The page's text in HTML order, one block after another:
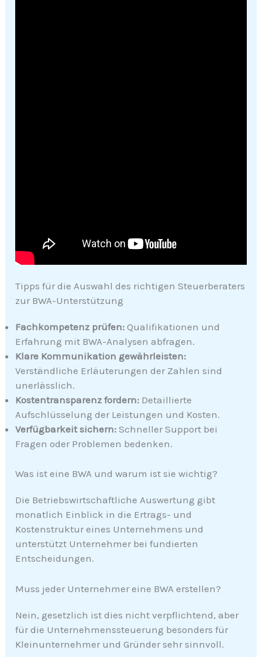
Tipps für die Auswahl des richtigen Steuerberaters
zur BWA-Unterstützung
Fachkompetenz prüfen: Qualifikationen und
Erfahrung mit BWA-Analysen abfragen.
Klare Kommunikation gewährleisten:
Verständliche Erläuterungen der Zahlen sind
unerlässlich.
Kostentransparenz fordern: Detaillierte
Aufschlüsselung der Leistungen und Kosten.
Verfügbarkeit sichern: Schneller Support bei
Fragen oder Problemen bedenken.
Was ist eine BWA und warum ist sie wichtig?
Die Betriebswirtschaftliche Auswertung gibt
monatlich Einblick in die Ertrags- und
Kostenstruktur eines Unternehmens und
unterstützt Unternehmer bei fundierten
Entscheidungen.
Muss jeder Unternehmer eine BWA erstellen?
Nein, gesetzlich ist dies nicht verpflichtend, aber
für die Unternehmenssteuerung besonders für
Kleinunternehmer und Gründer sehr sinnvoll.